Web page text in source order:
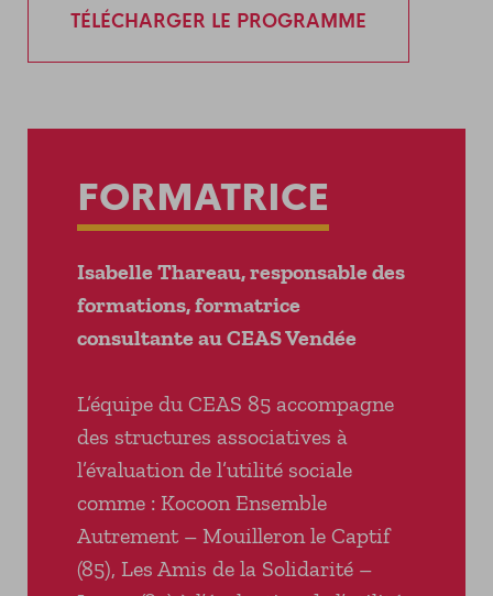
TÉLÉCHARGER LE PROGRAMME
FORMATRICE
Isabelle Thareau, responsable des
formations, formatrice
consultante au CEAS Vendée
L’équipe du CEAS 85 accompagne
des structures associatives à
l’évaluation de l’utilité sociale
comme : Kocoon Ensemble
Autrement – Mouilleron le Captif
(85), Les Amis de la Solidarité –